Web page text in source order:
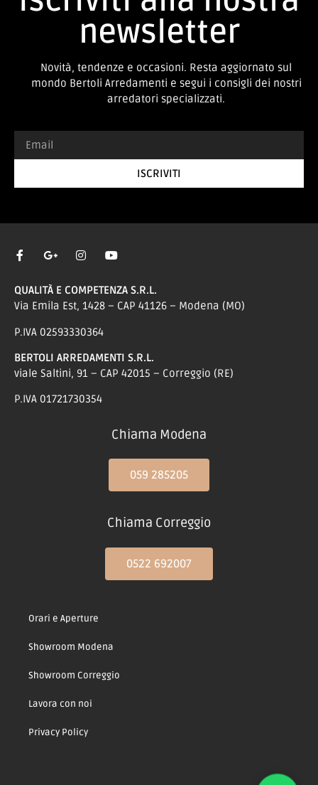
newsletter
Novità, tendenze e occasioni. Resta aggiornato sul
mondo Bertoli Arredamenti e segui i consigli dei nostri
arredatori specializzati.
ISCRIVITI
QUALITÀ E COMPETENZA S.R.L.
Via Emila Est, 1428 – CAP 41126 – Modena (MO)
P.IVA 02593330364
BERTOLI ARREDAMENTI S.R.L.
viale Saltini, 91 – CAP 42015 – Correggio (RE)
P.IVA 01721730354
Chiama Modena
059 285205
Chiama Correggio
0522 692007
Orari e Aperture
Showroom Modena
Showroom Correggio
Lavora con noi
Privacy Policy